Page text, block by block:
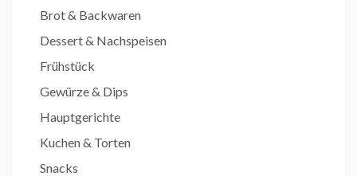
Brot & Backwaren
Dessert & Nachspeisen
Frühstück
Gewürze & Dips
Hauptgerichte
Kuchen & Torten
Snacks